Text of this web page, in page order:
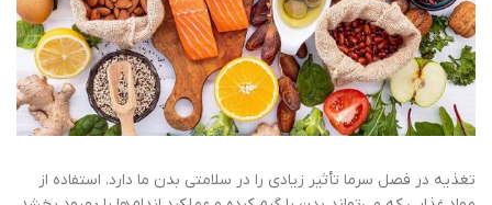
تغذیه در فصل سرما تأثیر زیادی را در سلامتی بدن ما دارد. استفاده از